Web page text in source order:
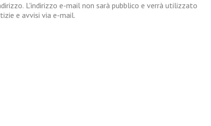
L'indirizzo e-mail non sarà pubblico e verrà utilizzato
e avvisi via e-mail.